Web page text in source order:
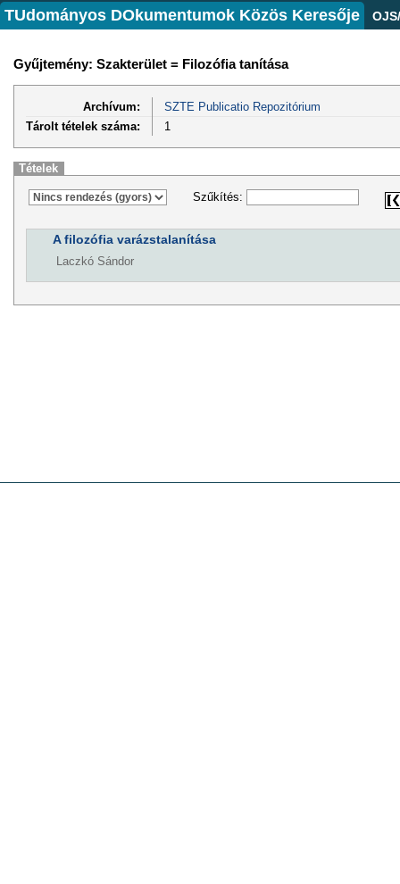
TUdományos DOkumentumok Közös Keresője
Gyűjtemény: Szakterület = Filozófia tanítása
Archívum:
SZTE Publicatio Repozitórium
Tárolt tételek száma:
1
Tételek
Szűkítés:
A filozófia varázstalanítása
Laczkó Sándor